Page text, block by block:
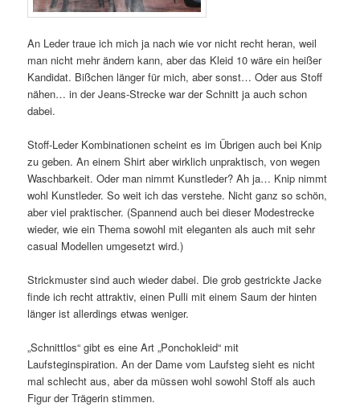
An Leder traue ich mich ja nach wie vor nicht recht heran, weil
man nicht mehr ändern kann, aber das Kleid 10 wäre ein heißer
Kandidat. Bißchen länger für mich, aber sonst… Oder aus Stoff
nähen… in der Jeans-Strecke war der Schnitt ja auch schon
dabei.
Stoff-Leder Kombinationen scheint es im Übrigen auch bei Knip
zu geben. An einem Shirt aber wirklich unpraktisch, von wegen
Waschbarkeit. Oder man nimmt Kunstleder? Ah ja… Knip nimmt
wohl Kunstleder. So weit ich das verstehe. Nicht ganz so schön,
aber viel praktischer. (Spannend auch bei dieser Modestrecke
wieder, wie ein Thema sowohl mit eleganten als auch mit sehr
casual Modellen umgesetzt wird.)
Strickmuster sind auch wieder dabei. Die grob gestrickte Jacke
finde ich recht attraktiv, einen Pulli mit einem Saum der hinten
länger ist allerdings etwas weniger.
„Schnittlos“ gibt es eine Art „Ponchokleid“ mit
Laufsteginspiration. An der Dame vom Laufsteg sieht es nicht
mal schlecht aus, aber da müssen wohl sowohl Stoff als auch
Figur der Trägerin stimmen.